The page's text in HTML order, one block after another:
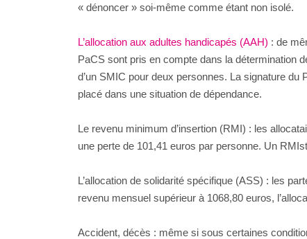
« dénoncer » soi-même comme étant non isolé.
L’allocation aux adultes handicapés (AAH) : de
PaCS sont pris en compte dans la détermination
d’un SMIC pour deux personnes. La signature
placé dans une situation de dépendance.
Le revenu minimum d’insertion (RMI) : les
une perte de 101,41 euros par personne. Un
L’allocation de solidarité spécifique (ASS) : les
revenu mensuel supérieur à 1068,80 euros,
Accident, décès : même si sous certaines